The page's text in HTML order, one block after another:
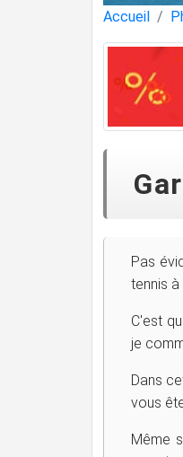
Accueil
Pas
tennis à
C'est
je
Dans
vous
Même